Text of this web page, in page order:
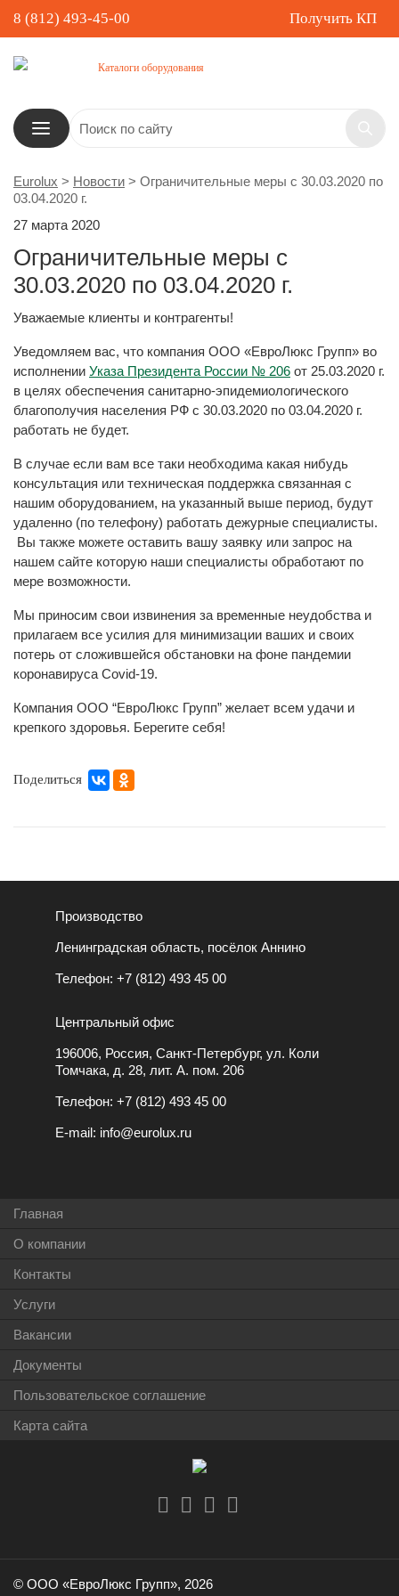
8 (812) 493-45-00 Получить КП
Каталоги оборудования
Eurolux > Новости > Ограничительные меры с 30.03.2020 по
03.04.2020 г.
27 марта 2020
Ограничительные меры с
30.03.2020 по 03.04.2020 г.
Уважаемые клиенты и контрагенты!
Уведомляем вас, что компания ООО «ЕвроЛюкс Групп» во
исполнении Указа Президента России № 206 от 25.03.2020 г.
в целях обеспечения санитарно-эпидемиологического
благополучия населения РФ с 30.03.2020 по 03.04.2020 г.
работать не будет.
В случае если вам все таки необходима какая нибудь
консультация или техническая поддержка связанная с
нашим оборудованием, на указанный выше период, будут
удаленно (по телефону) работать дежурные специалисты.
Вы также можете оставить вашу заявку или запрос на
нашем сайте которую наши специалисты обработают по
мере возможности.
Мы приносим свои извинения за временные неудобства и
прилагаем все усилия для минимизации ваших и своих
потерь от сложившейся обстановки на фоне пандемии
коронавируса Covid-19.
Компания ООО “ЕвроЛюкс Групп” желает всем удачи и
крепкого здоровья. Берегите себя!
Поделиться
Производство
Ленинградская область, посёлок Аннино
Телефон: +7 (812) 493 45 00
Центральный офис
196006, Россия, Санкт-Петербург, ул. Коли
Томчака, д. 28, лит. А. пом. 206
Телефон: +7 (812) 493 45 00
E-mail: info@eurolux.ru
Главная
О компании
Контакты
Услуги
Вакансии
Документы
Пользовательское соглашение
Карта сайта
© ООО «ЕвроЛюкс Групп», 2026